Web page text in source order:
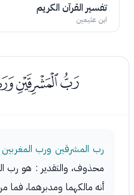
تفسير القرآن الكريم
ابن عثيمين
رب المشرقين ورب المغربين
محذوف، والتقدير : هو رب
أنه مالكهما ومدبرهما، فما